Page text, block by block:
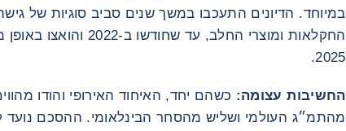
במיוחד. הדיונים התעכבו במשך שנים סביב סוגיות של
החקלאות ומוצרי החלב, עד
2025.
החשיבות עצומה: כשהם יחד, האיחוד האירופי והודו
מהתמ״ג העולמי ושליש מהסחר הבינלאומי. ההסכם נועד